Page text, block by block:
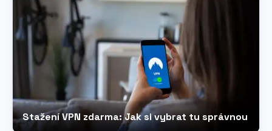
Stažení VPN zdarma: Jak si vybrat tu správnou